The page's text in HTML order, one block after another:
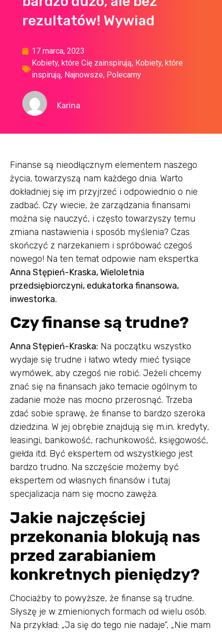
rezultatów! Wywiad
17 marca, 2023
Kobiety, które Cię zainspirują, Kobiety, które
inspirują, Najnowsze, Polecamy
Karina
Finanse są nieodłącznym elementem naszego
życia, towarzyszą nam każdego dnia. Warto
dokładniej się im przyjrzeć i odpowiednio o nie
zadbać. Czy wiecie, że zarządzania finansami
można się nauczyć, i często towarzyszy temu
zmiana nastawienia i sposób myślenia? Czas
skończyć z narzekaniem i spróbować czegoś
nowego! Na ten temat odpowie nam ekspertka
Anna Stępień-Kraska, Wieloletnia
przedsiębiorczyni, edukatorka finansowa,
inwestorka.
Czy finanse są trudne?
Anna Stępień-Kraska: Na początku wszystko
wydaje się trudne i łatwo wtedy mieć tysiące
wymówek, aby czegoś nie robić. Jeżeli chcemy
znać się na finansach jako temacie ogólnym to
zadanie może nas mocno przerosnąć. Trzeba
zdać sobie sprawę, że finanse to bardzo szeroka
dziedzina. W jej obrębie znajdują się m.in. kredyty,
leasingi, bankowość, rachunkowość, księgowość,
giełda itd. Być ekspertem od wszystkiego jest
bardzo trudno. Na szczęście możemy być
ekspertem od własnych finansów i tutaj
specjalizacja nam się mocno zawęża.
Jakie najczęściej
przekonania blokują nas
przed zarabianiem
konkretnych pieniędzy?
Chociażby to powyższe, że finanse są trudne.
Słyszę je w zmienionych formach od wielu osób.
Na przykład: „Ja się do tego nie nadaje”, „Nie mam